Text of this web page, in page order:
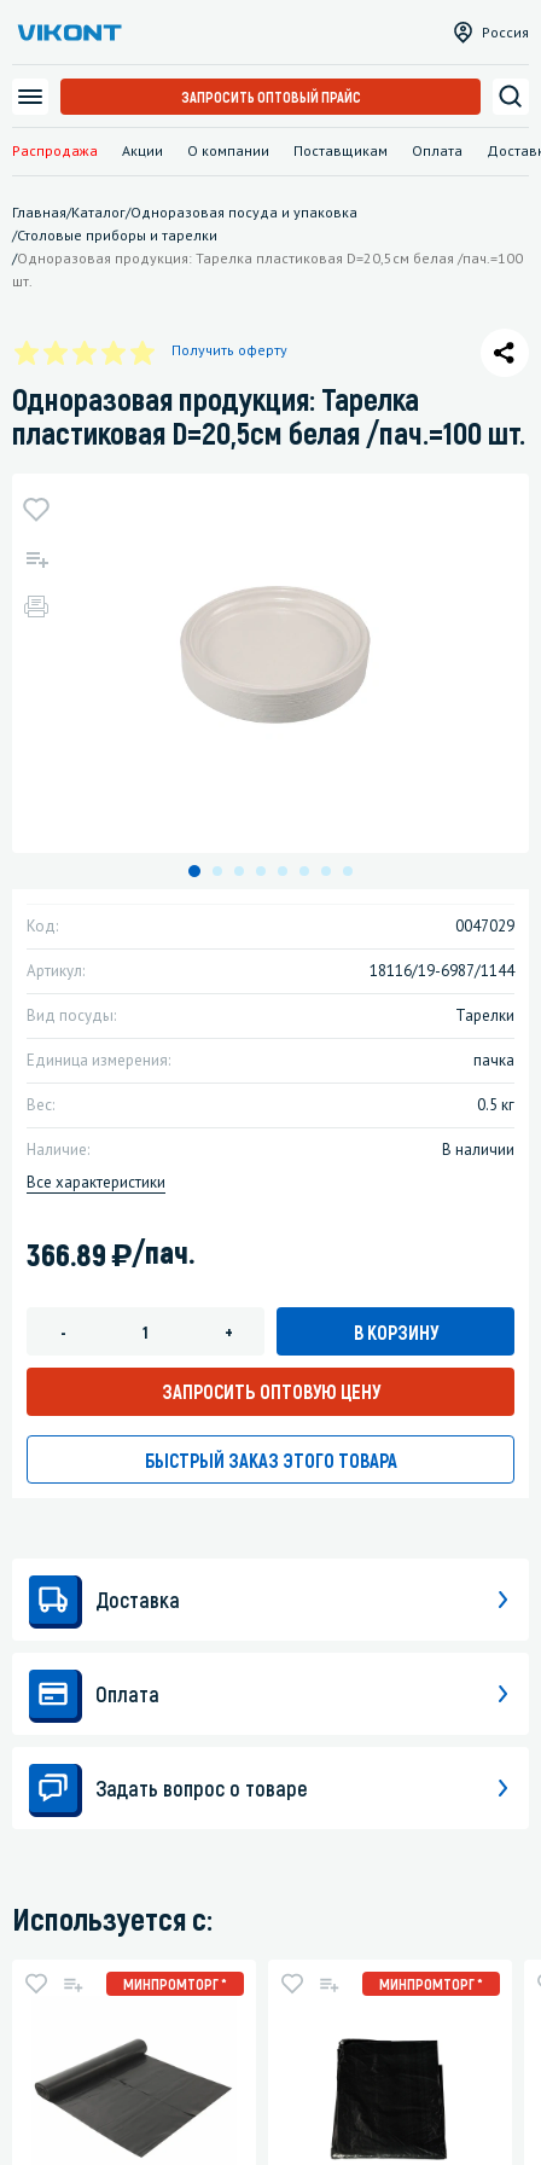
Распродажа Акции О компании Поставщикам Оплата
Россия
ЗАПРОСИТЬ ОПТОВЫЙ ПРАЙС
Главная/Каталог/Одноразовая посуда и упаковка
/Столовые приборы и тарелки
/Одноразовая продукция: Тарелка пластиковая D=20,5см белая /пач.=100
шт.
Получить оферту
Одноразовая продукция: Тарелка
пластиковая D=20,5см белая /пач.=100 шт.
Код: 0047029
Артикул: 18116/19-6987/1144
Вид посуды: Тарелки
Единица измерения: пачка
Вес: 0.5 кг
Наличие:
В наличии
Все характеристики
366.89)/пач.
- + В КОРЗИНУ
ЗАПРОСИТЬ ОПТОВУЮ ЦЕНУ
БЫСТРЫЙ ЗАКАЗ ЭТОГО ТОВАРА
Доставка
Оплата
Задать вопрос о товаре
Используется с:
МИНПРОМТОРГ * МИНПРОМТОРГ *